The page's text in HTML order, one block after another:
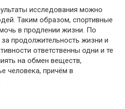
исследования можно
Таким образом, спортивные
в продлении жизни. По
продолжительность жизни и
ответственны одни и те
на обмен веществ,
человека, причём в